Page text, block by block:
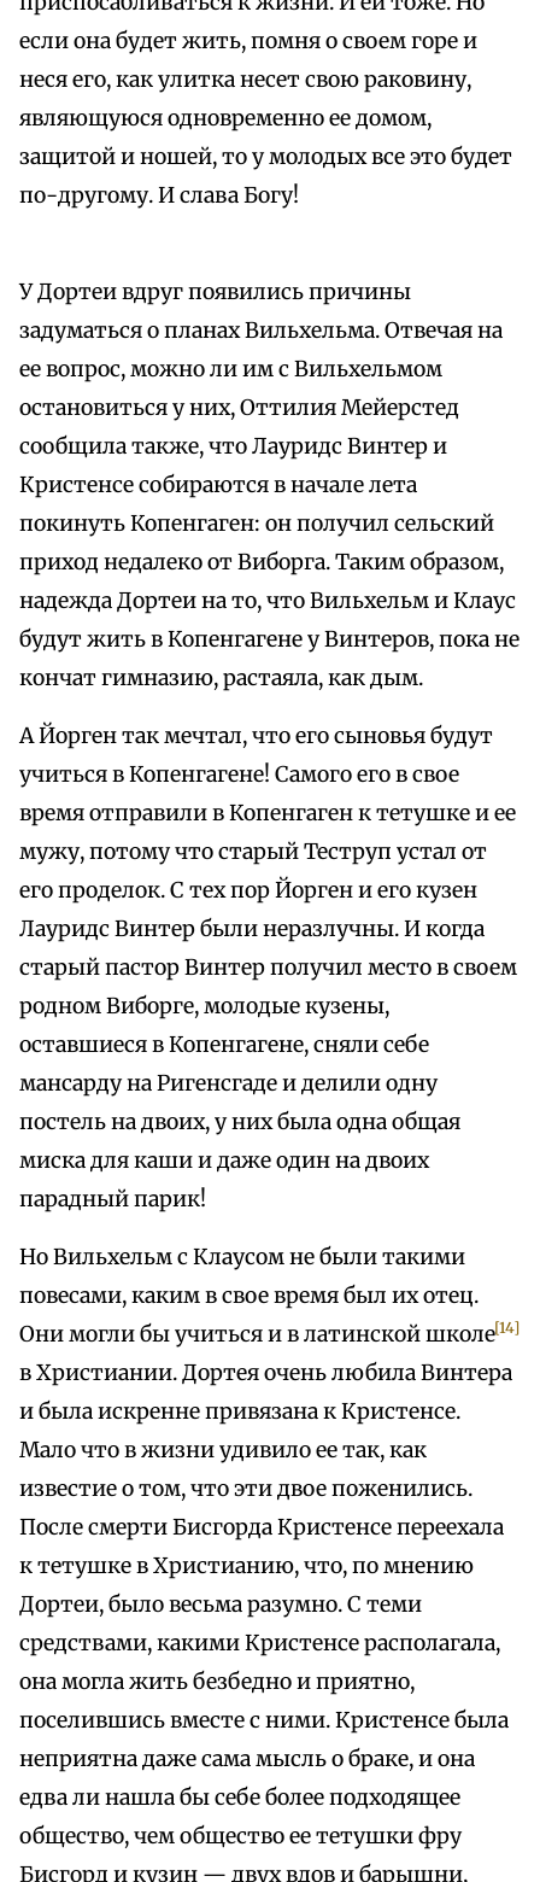
если она будет жить, помня о своем горе и
неся его, как улитка несет свою раковину,
являющуюся одновременно ее домом,
защитой и ношей, то у молодых все это будет
по-другому. И слава Богу!
У Дортеи вдруг появились причины
задуматься о планах Вильхельма. Отвечая на
ее вопрос, можно ли им с Вильхельмом
остановиться у них, Оттилия Мейерстед
сообщила также, что Лауридс Винтер и
Кристенсе собираются в начале лета
покинуть Копенгаген: он получил сельский
приход недалеко от Виборга. Таким образом,
надежда Дортеи на то, что Вильхельм и Клаус
будут жить в Копенгагене у Винтеров, пока не
кончат гимназию, растаяла, как дым.
А Йорген так мечтал, что его сыновья будут
учиться в Копенгагене! Самого его в свое
время отправили в Копенгаген к тетушке и ее
мужу, потому что старый Теструп устал от
его проделок. С тех пор Йорген и его кузен
Лауридс Винтер были неразлучны. И когда
старый пастор Винтер получил место в своем
родном Виборге, молодые кузены,
оставшиеся в Копенгагене, сняли себе
мансарду на Ригенсгаде и делили одну
постель на двоих, у них была одна общая
миска для каши и даже один на двоих
парадный парик!
Но Вильхельм с Клаусом не были такими
повесами, каким в свое время был их отец.
Они могли бы учиться и в латинской школе[14]
в Христиании. Дортея очень любила Винтера
и была искренне привязана к Кристенсе.
Мало что в жизни удивило ее так, как
известие о том, что эти двое поженились.
После смерти Бисгорда Кристенсе переехала
к тетушке в Христианию, что, по мнению
Дортеи, было весьма разумно. С теми
средствами, какими Кристенсе располагала,
она могла жить безбедно и приятно,
поселившись вместе с ними. Кристенсе была
неприятна даже сама мысль о браке, и она
едва ли нашла бы себе более подходящее
общество, чем общество ее тетушки фру
Бисгорд и кузин — двух вдов и барышни,